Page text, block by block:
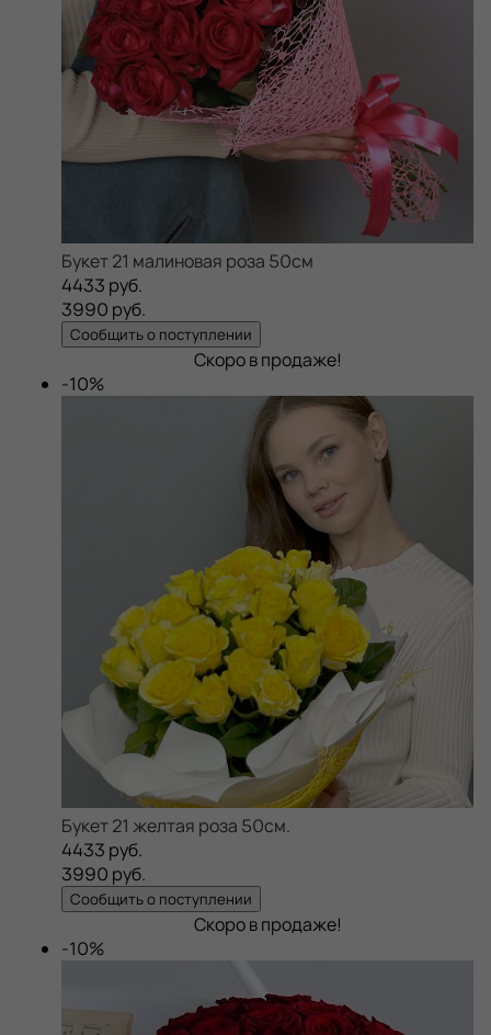
Букет 21 малиновая роза 50см
4433 руб.
3990 руб.
Сообщить о поступлении
Скоро в продаже!
-10%
Букет 21 желтая роза 50см.
4433 руб.
3990 руб.
Сообщить о поступлении
Скоро в продаже!
-10%